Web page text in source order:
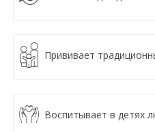
Прививает
Воспитывает в детях